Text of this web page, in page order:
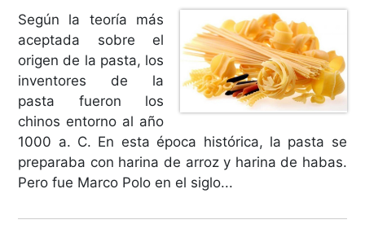
Según la teoría más
aceptada sobre el
origen de la pasta, los
inventores de la
pasta fueron los
chinos entorno al año
1000 a. C. En esta época histórica, la pasta se
preparaba con harina de arroz y harina de habas.
Pero fue Marco Polo en el siglo...